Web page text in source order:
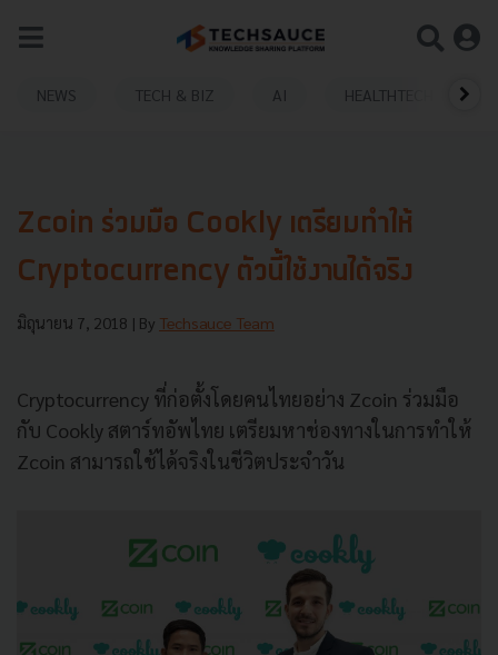
NEWS TECH & BIZ AI HEALTHTECH
Zcoin ร่วมมือ Cookly เตรียมทำให้
Cryptocurrency ตัวนี้ใช้งานได้จริง
มิถุนายน 7, 2018 | By Techsauce Team
Cryptocurrency ที่ก่อตั้งโดยคนไทยอย่าง Zcoin ร่วมมือ
กับ Cookly สตาร์ทอัพไทย เตรียมหาช่องทางในการทำให้
Zcoin สามารถใช้ได้จริงในชีวิตประจำวัน